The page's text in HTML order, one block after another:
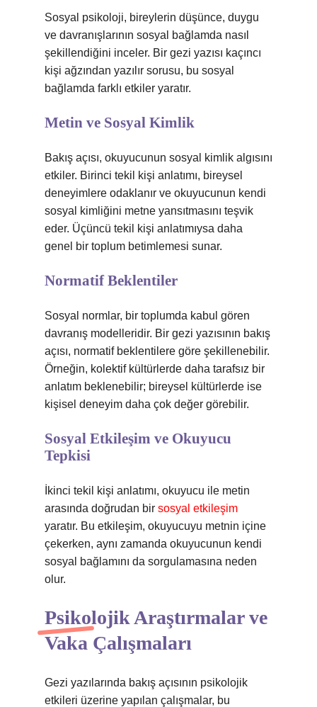
Sosyal psikoloji, bireylerin düşünce, duygu
ve davranışlarının sosyal bağlamda nasıl
şekillendiğini inceler. Bir gezi yazısı kaçıncı
kişi ağzından yazılır sorusu, bu sosyal
bağlamda farklı etkiler yaratır.
Metin ve Sosyal Kimlik
Bakış açısı, okuyucunun sosyal kimlik algısını
etkiler. Birinci tekil kişi anlatımı, bireysel
deneyimlere odaklanır ve okuyucunun kendi
sosyal kimliğini metne yansıtmasını teşvik
eder. Üçüncü tekil kişi anlatımıysa daha
genel bir toplum betimlemesi sunar.
Normatif Beklentiler
Sosyal normlar, bir toplumda kabul gören
davranış modelleridir. Bir gezi yazısının bakış
açısı, normatif beklentilere göre şekillenebilir.
Örneğin, kolektif kültürlerde daha tarafsız bir
anlatım beklenebilir; bireysel kültürlerde ise
kişisel deneyim daha çok değer görebilir.
Sosyal Etkileşim ve Okuyucu
Tepkisi
İkinci tekil kişi anlatımı, okuyucu ile metin
arasında doğrudan bir sosyal etkileşim
yaratır. Bu etkileşim, okuyucuyu metnin içine
çekerken, aynı zamanda okuyucunun kendi
sosyal bağlamını da sorgulamasına neden
olur.
Psikolojik Araştırmalar ve
Vaka Çalışmaları
Gezi yazılarında bakış açısının psikolojik
etkileri üzerine yapılan çalışmalar, bu